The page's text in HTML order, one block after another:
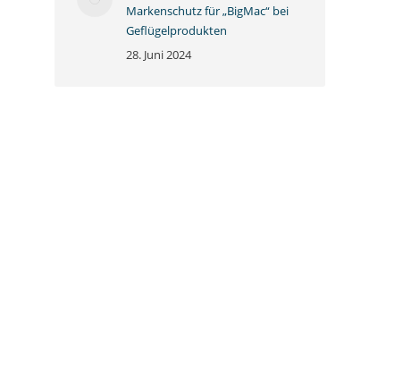
Markenschutz für „BigMac“ bei
Geflügelprodukten
28. Juni 2024